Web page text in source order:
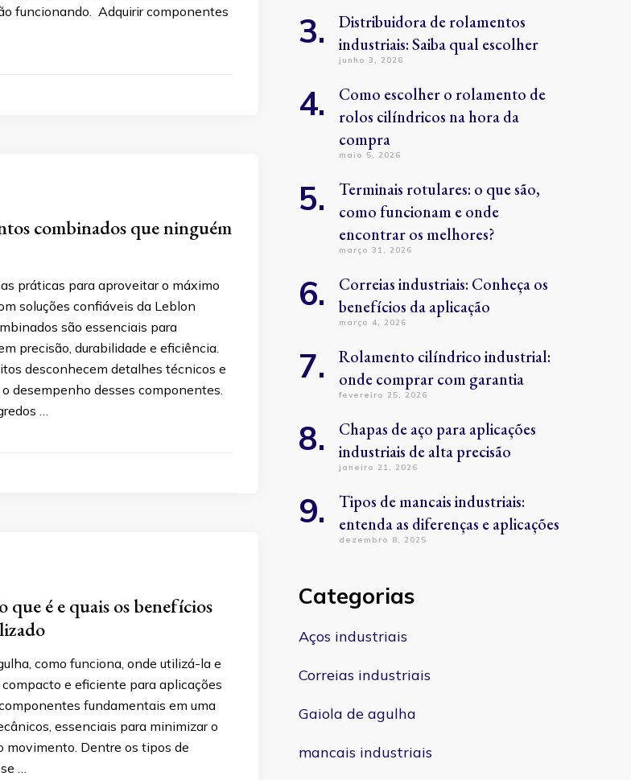
funcionando. Adquirir componentes
combinados que ninguém
práticas para aproveitar o máximo
soluções confiáveis da Leblon
são essenciais para
precisão, durabilidade e eficiência.
desconhecem detalhes técnicos e
desempenho desses componentes.
…
que é e quais os benefícios
como funciona, onde utilizá-la e
e eficiente para aplicações
fundamentais em uma
essenciais para minimizar o
movimento. Dentre os tipos de
…
Distribuidora de rolamentos
industriais: Saiba qual escolher
junho 3, 2026
Como escolher o rolamento de
rolos cilíndricos na hora da
compra
maio 5, 2026
Terminais rotulares: o que são,
como funcionam e onde
encontrar os melhores?
março 31, 2026
Correias industriais: Conheça os
benefícios da aplicação
março 4, 2026
Rolamento cilíndrico industrial:
onde comprar com garantia
fevereiro 25, 2026
Chapas de aço para aplicações
industriais de alta precisão
janeiro 21, 2026
Tipos de mancais industriais:
entenda as diferenças e aplicações
dezembro 8, 2025
Categorias
Aços industriais
Correias industriais
Gaiola de agulha
mancais industriais